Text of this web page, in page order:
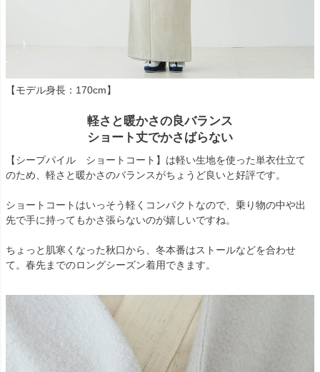
【モデル身長：170cm】
軽さと暖かさの良バランス
ショート丈でかさばらない
【シープパイル ショートコート】は軽い生地を使った単衣仕立て
のため、軽さと暖かさのバランスがちょうど良いと好評です。
ショートコートはいっそう軽くコンパクトなので、乗り物の中や出
先で手に持ってもかさ張らないのが嬉しいですね。
ちょっと肌寒くなった秋口から、冬本番はストールなどを合わせ
て。春先までのロングシーズン着用できます。